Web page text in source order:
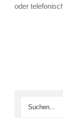
oder